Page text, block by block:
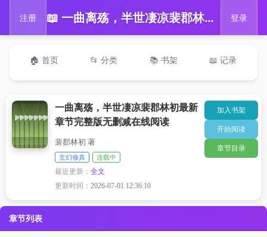
注册 📖 一曲离殇，半世凄凉裴郡林初最新章节完整版无删减在线阅读 登录
🏠 首页 📂 分类 📚 书架 📖 记录
一曲离殇，半世凄凉裴郡林初最新
章节完整版无删减在线阅读
裴郡林初 著
玄幻修真 连载中
最近更新：全文
更新时间：2026-07-01 12:36:10
加入书架
开始阅读
章节目录
章节列表